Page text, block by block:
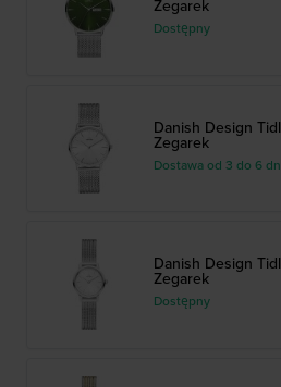
Zegarek
Dostępny
Danish Design
Zegarek
Dostawa od 3 do 6
Danish Design
Zegarek
Dostępny